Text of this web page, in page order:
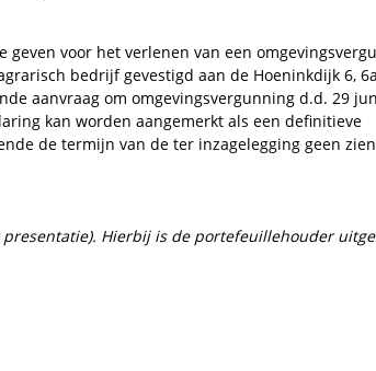
voor het verlenen van een
bedrijf gevestigd aan de Hoeninkdijk 6,
aanvraag om omgevingsvergunning d.d. 29
kan worden aangemerkt als een definitieve
de termijn van de ter inzagelegging geen
Hierbij is de portefeuillehouder